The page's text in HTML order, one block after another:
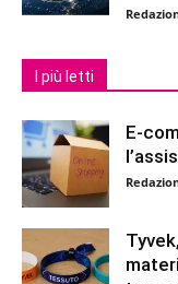
I più letti
E-